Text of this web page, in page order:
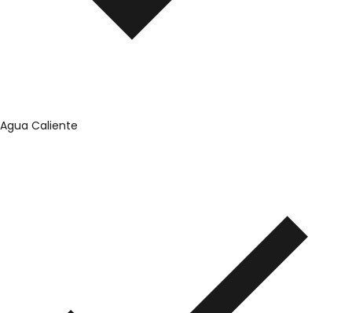
Agua Caliente